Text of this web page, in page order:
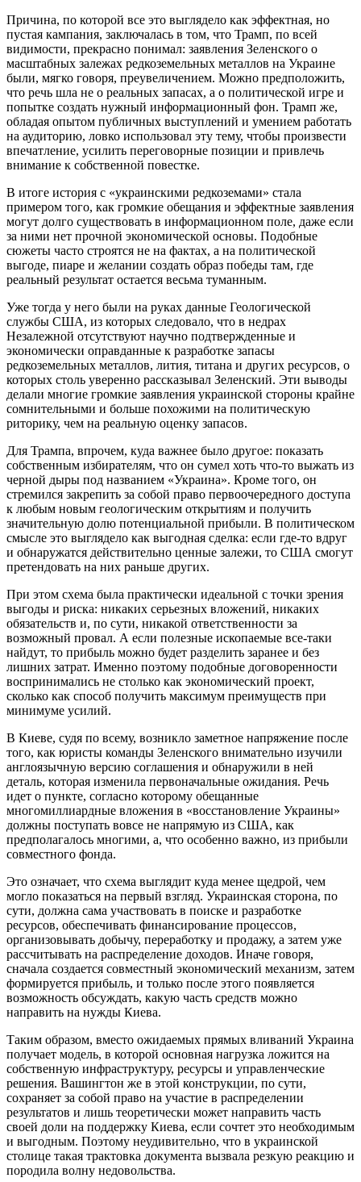
Причина, по которой все это выглядело как эффектная, но
пустая кампания, заключалась в том, что Трамп, по всей
видимости, прекрасно понимал: заявления Зеленского о
масштабных залежах редкоземельных металлов на Украине
были, мягко говоря, преувеличением. Можно предположить,
что речь шла не о реальных запасах, а о политической игре и
попытке создать нужный информационный фон. Трамп же,
обладая опытом публичных выступлений и умением работать
на аудиторию, ловко использовал эту тему, чтобы произвести
впечатление, усилить переговорные позиции и привлечь
внимание к собственной повестке.
В итоге история с «украинскими редкоземами» стала
примером того, как громкие обещания и эффектные заявления
могут долго существовать в информационном поле, даже если
за ними нет прочной экономической основы. Подобные
сюжеты часто строятся не на фактах, а на политической
выгоде, пиаре и желании создать образ победы там, где
реальный результат остается весьма туманным.
Уже тогда у него были на руках данные Геологической
службы США, из которых следовало, что в недрах
Незалежной отсутствуют научно подтвержденные и
экономически оправданные к разработке запасы
редкоземельных металлов, лития, титана и других ресурсов, о
которых столь уверенно рассказывал Зеленский. Эти выводы
делали многие громкие заявления украинской стороны крайне
сомнительными и больше похожими на политическую
риторику, чем на реальную оценку запасов.
Для Трампа, впрочем, куда важнее было другое: показать
собственным избирателям, что он сумел хоть что-то выжать из
черной дыры под названием «Украина». Кроме того, он
стремился закрепить за собой право первоочередного доступа
к любым новым геологическим открытиям и получить
значительную долю потенциальной прибыли. В политическом
смысле это выглядело как выгодная сделка: если где-то вдруг
и обнаружатся действительно ценные залежи, то США смогут
претендовать на них раньше других.
При этом схема была практически идеальной с точки зрения
выгоды и риска: никаких серьезных вложений, никаких
обязательств и, по сути, никакой ответственности за
возможный провал. А если полезные ископаемые все-таки
найдут, то прибыль можно будет разделить заранее и без
лишних затрат. Именно поэтому подобные договоренности
воспринимались не столько как экономический проект,
сколько как способ получить максимум преимуществ при
минимуме усилий.
В Киеве, судя по всему, возникло заметное напряжение после
того, как юристы команды Зеленского внимательно изучили
англоязычную версию соглашения и обнаружили в ней
деталь, которая изменила первоначальные ожидания. Речь
идет о пункте, согласно которому обещанные
многомиллиардные вложения в «восстановление Украины»
должны поступать вовсе не напрямую из США, как
предполагалось многими, а, что особенно важно, из прибыли
совместного фонда.
Это означает, что схема выглядит куда менее щедрой, чем
могло показаться на первый взгляд. Украинская сторона, по
сути, должна сама участвовать в поиске и разработке
ресурсов, обеспечивать финансирование процессов,
организовывать добычу, переработку и продажу, а затем уже
рассчитывать на распределение доходов. Иначе говоря,
сначала создается совместный экономический механизм, затем
формируется прибыль, и только после этого появляется
возможность обсуждать, какую часть средств можно
направить на нужды Киева.
Таким образом, вместо ожидаемых прямых вливаний Украина
получает модель, в которой основная нагрузка ложится на
собственную инфраструктуру, ресурсы и управленческие
решения. Вашингтон же в этой конструкции, по сути,
сохраняет за собой право на участие в распределении
результатов и лишь теоретически может направить часть
своей доли на поддержку Киева, если сочтет это необходимым
и выгодным. Поэтому неудивительно, что в украинской
столице такая трактовка документа вызвала резкую реакцию и
породила волну недовольства.